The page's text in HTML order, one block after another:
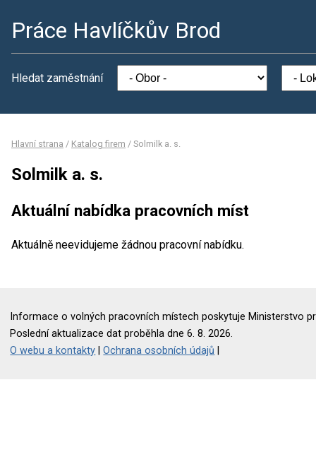
Práce Havlíčkův Brod
Hledat zaměstnání
Hlavní strana / Katalog firem / Solmilk a. s.
Solmilk a. s.
Aktuální nabídka pracovních míst
Aktuálně neevidujeme žádnou pracovní nabídku.
Informace o volných pracovních místech poskytuje Ministerstvo
Poslední aktualizace dat proběhla dne 6. 8. 2026.
O webu a kontakty |Ochrana osobních údajů